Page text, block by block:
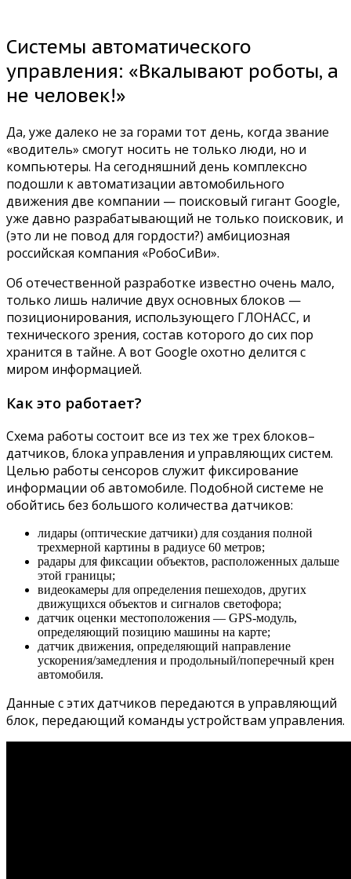
Системы автоматического
управления: «Вкалывают роботы, а
не человек!»
Да, уже далеко не за горами тот день, когда звание
«водитель» смогут носить не только люди, но и
компьютеры. На сегодняшний день комплексно
подошли к автоматизации автомобильного
движения две компании — поисковый гигант Google,
уже давно разрабатывающий не только поисковик, и
(это ли не повод для гордости?) амбициозная
российская компания «РобоСиВи».
Об отечественной разработке известно очень мало,
только лишь наличие двух основных блоков —
позиционирования, использующего ГЛОНАСС, и
технического зрения, состав которого до сих пор
хранится в тайне. А вот Google охотно делится с
миром информацией.
Как это работает?
Схема работы состоит все из тех же трех блоков–
датчиков, блока управления и управляющих систем.
Целью работы сенсоров служит фиксирование
информации об автомобиле. Подобной системе не
обойтись без большого количества датчиков:
лидары (оптические датчики) для создания полной
трехмерной картины в радиусе 60 метров;
радары для фиксации объектов, расположенных дальше
этой границы;
видеокамеры для определения пешеходов, других
движущихся объектов и сигналов светофора;
датчик оценки местоположения — GPS-модуль,
определяющий позицию машины на карте;
датчик движения, определяющий направление
ускорения/замедления и продольный/поперечный крен
автомобиля.
Данные с этих датчиков передаются в управляющий
блок, передающий команды устройствам управления.